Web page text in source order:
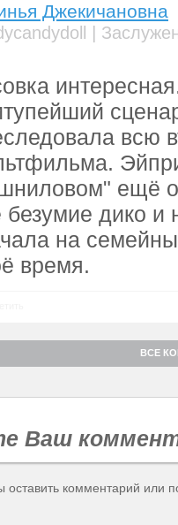
Джекичановна
|
всю
ещё
безумие дико и
на
время.
ВСЕ
Ваш
оставить комментарий или